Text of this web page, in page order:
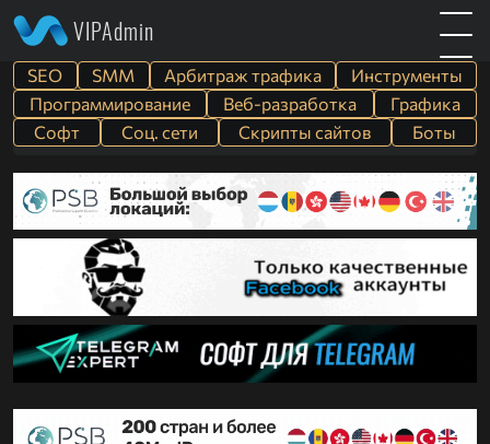
VIPAdmin
SEO SMM Арбитраж трафика
Инструменты
Программирование
Веб-разработка
Графика
Софт
Cоц. сети Скрипты сайтов Боты